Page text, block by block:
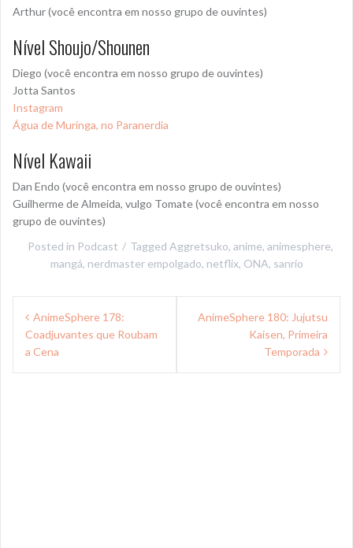
Arthur (você encontra em nosso grupo de ouvintes)
Nível Shoujo/Shounen
Diego (você encontra em nosso grupo de ouvintes)
Jotta Santos
Instagram
Água de Muringa, no Paranerdia
Nível Kawaii
Dan Endo (você encontra em nosso grupo de ouvintes)
Guilherme de Almeida, vulgo Tomate (você encontra em nosso
grupo de ouvintes)
Posted in Podcast Tagged Aggretsuko, anime, animesphere,
mangá, nerdmaster empolgado, netflix, ONA, sanrio
Navegação
de
Post
AnimeSphere 178:
Coadjuvantes que Roubam
a Cena
AnimeSphere 180: Jujutsu
Kaisen, Primeira
Temporada